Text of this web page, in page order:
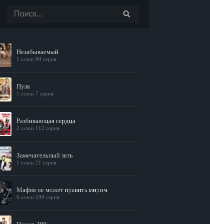
Незабываемый
1 сезон 90 серия
Пуля
1 сезон 7 серия
Разбивающая сердца
2 сезон 112 серия
Замечательный зять
1 сезон 21 серия
Мафия не может править миром
6 сезон 199 серия